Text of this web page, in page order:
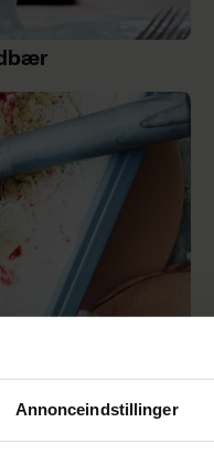
Annonceindstillinger
is i vafler